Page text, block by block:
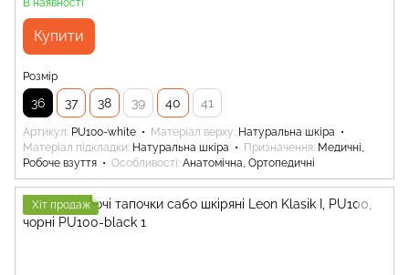
В наявності
Купити
Розмір
36 37 38 39 40 41
Артикул PU100-white Матеріал верху Натуральна шкіра
Матеріал підкладки Натуральна шкіра Призначення Медичні,
Робоче взуття
Особливості Анатомічна, Ортопедичні
Хіт продаж